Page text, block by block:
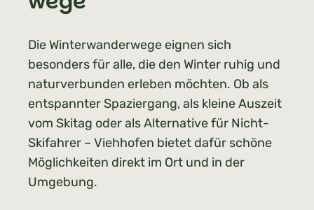
Die Winterwanderwege eignen sich
besonders für alle, die den Winter ruhig und
naturverbunden erleben möchten. Ob als
entspannter Spaziergang, als kleine Auszeit
vom Skitag oder als Alternative für Nicht-
Skifahrer – Viehhofen bietet dafür schöne
Möglichkeiten direkt im Ort und in der
Umgebung.